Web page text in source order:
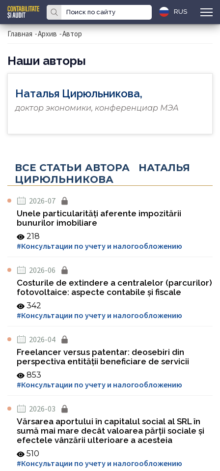
RUS
Главная -Архив -Автор
Наши авторы
Наталья Цирюльникова,
доктор экономики, конференциар МЭА
ВСЕ СТАТЬИ АВТОРА НАТАЛЬЯ
ЦИРЮЛЬНИКОВА
2026-07
Unele particularități aferente impozitării
bunurilor imobiliare
218
#Консультации по учету и налогообложению
2026-06
Costurile de extindere a centralelor (parcurilor)
fotovoltaice: aspecte contabile și fiscale
342
#Консультации по учету и налогообложению
2026-04
Freelancer versus patentar: deosebiri din
perspectiva entității beneficiare de servicii
853
#Консультации по учету и налогообложению
2026-03
Vărsarea aportului în capitalul social al SRL în
sumă mai mare decât valoarea părții sociale și
efectele vânzării ulterioare a acesteia
510
#Консультации по учету и налогообложению